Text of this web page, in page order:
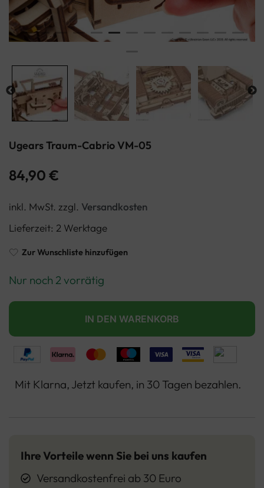
Ugears Traum-Cabrio VM-05
84,90 €
inkl. MwSt. zzgl. Versandkosten
Lieferzeit: 2 Werktage
Zur Wunschliste hinzufügen
Nur noch 2 vorrätig
IN DEN WARENKORB
Mit Klarna, Jetzt kaufen, in 30 Tagen bezahlen.
Ihre Vorteile wenn Sie bei uns kaufen
Versandkostenfrei ab 30 Euro